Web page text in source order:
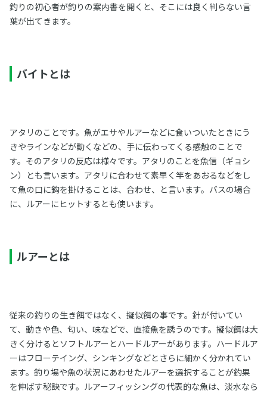
釣りの初心者が釣りの案内書を開くと、そこには良く判らない言
葉が出てきます。
バイトとは
アタリのことです。魚がエサやルアーなどに食いついたときにう
きやラインなどが動くなどの、手に伝わってくる感触のことで
す。そのアタリの反応は様々です。アタリのことを魚信（ギョシ
ン）とも言います。アタリに合わせて素早く竿をあおるなどをし
て魚の口に鈎を掛けることは、合わせ、と言います。バスの場合
に、ルアーにヒットするとも使います。
ルアーとは
従来の釣りの生き餌ではなく、擬似餌の事です。針が付いてい
て、動きや色、匂い、味などで、直接魚を誘うのです。擬似餌は大
きく分けるとソフトルアーとハードルアーがあります。ハードルア
ーはフローテイング、シンキングなどとさらに細かく分かれてい
ます。釣り場や魚の状況にあわせたルアーを選択することが釣果
を伸ばす秘訣です。ルアーフィッシングの代表的な魚は、淡水なら